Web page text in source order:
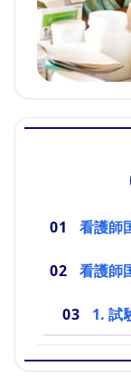
看護師
看護師
1. 試